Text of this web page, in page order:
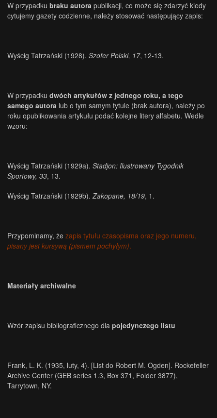
W przypadku braku autora publikacji, co może się zdarzyć kiedy
cytujemy gazety codzienne, należy stosować następujący zapis:
Wyścig Tatrzański (1928). Szofer Polski, 17, 12-13.
W przypadku dwóch artykułów z jednego roku, a tego
samego autora lub o tym samym tytule (brak autora), należy po
roku opublikowania artykułu podać kolejne litery alfabetu. Wedle
wzoru:
Wyścig Tatrzański (1929a). Stadjon: Ilustrowany Tygodnik
Sportowy, 33, 13.
Wyścig Tatrzański (1929b).Zakopane, 18/19, 1.
Przypominamy, że zapis tytułu czasopisma oraz jego numeru,
pisany jest kursywą (pismem pochyłym).
Materiały archiwalne
Wzór zapisu bibliograficznego dla pojedynczego listu
Frank, L. K. (1935, luty, 4). [List do Robert M. Ogden]. Rockefeller
Archive Center (GEB series 1.3, Box 371, Folder 3877),
Tarrytown, NY.